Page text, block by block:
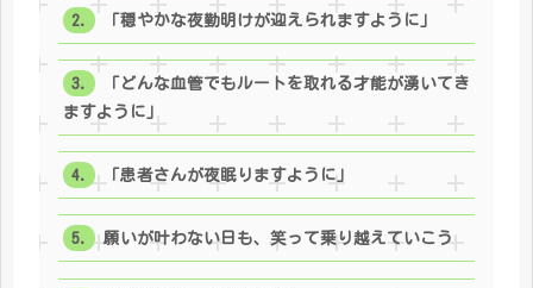
「穏やかな夜勤明けが迎えられますように」
「どんな血管でもルートを取れる才能が湧いてき
ますように」
「患者さんが夜眠りますように」
願いが叶わない日も、笑って乗り越えていこう